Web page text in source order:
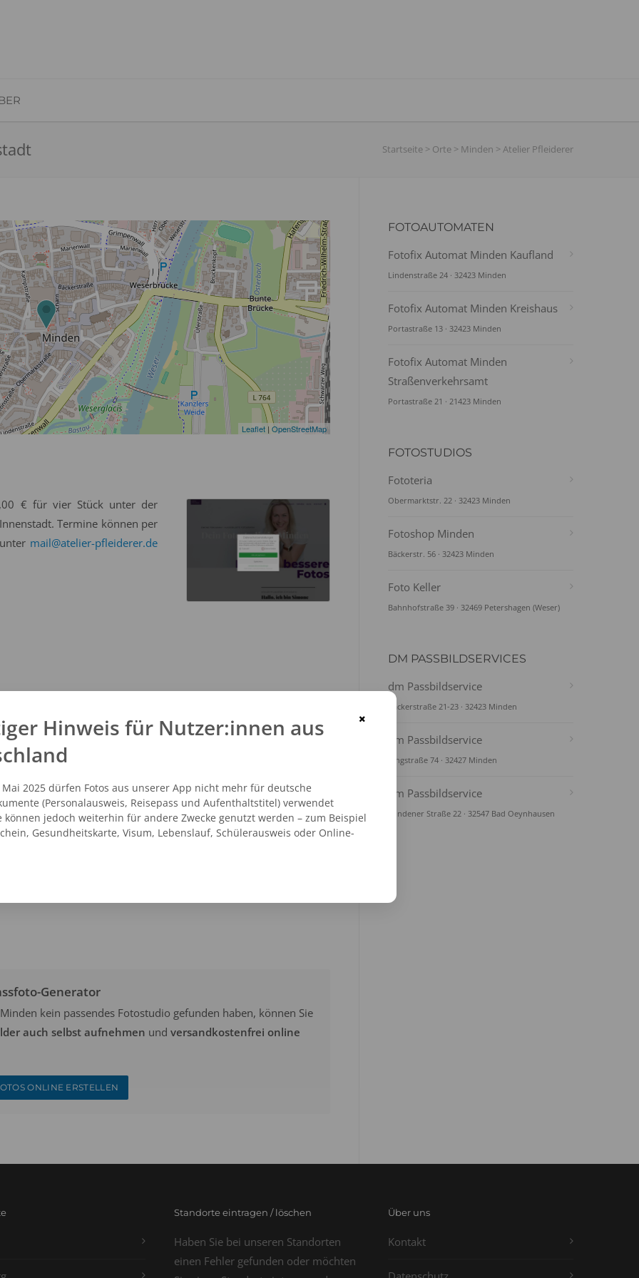
Startseite > Orte > Minden > Atelier Pfleiderer
Leaflet | OpenStreetMap
€ für vier Stück unter der
Termine können per
mail@atelier-pfleiderer.de
- 22685
- 8292526
pfleiderer.de
Generator
kein passendes Fotostudio gefunden haben, können Sie
auch selbst aufnehmen und versandkostenfrei online
ONLINE ERSTELLEN
FOTOAUTOMATEN
Fotofix Automat Minden Kaufland
Lindenstraße 24 · 32423 Minden
Fotofix Automat Minden Kreishaus
Portastraße 13 · 32423 Minden
Fotofix Automat Minden
Straßenverkehrsamt
Portastraße 21 · 21423 Minden
FOTOSTUDIOS
Fototeria
Obermarktstr. 22 · 32423 Minden
Fotoshop Minden
Bäckerstr. 56 · 32423 Minden
Foto Keller
Bahnhofstraße 39 · 32469 Petershagen (Weser)
DM PASSBILDSERVICES
dm Passbildservice
Bäckerstraße 21-23 · 32423 Minden
dm Passbildservice
Ringstraße 74 · 32427 Minden
dm Passbildservice
Mindener Straße 22 · 32547 Bad Oeynhausen
Standorte eintragen / löschen
Haben Sie bei unseren Standorten
einen Fehler gefunden oder möchten
Über uns
Kontakt
×
Hinweis für Nutzer:innen aus
Mai 2025 dürfen Fotos aus unserer App nicht mehr für deutsche
(Personalausweis, Reisepass und Aufenthaltstitel) verwendet
können jedoch weiterhin für andere Zwecke genutzt werden – zum Beispiel
Gesundheitskarte, Visum, Lebenslauf, Schülerausweis oder Online-